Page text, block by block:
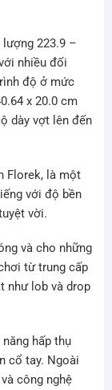
223.9 –
nhiều đối
độ ở mức
x 20.0 cm
dày vợt lên đến
Florek, là một
với độ bền
vời.
và cho những
từ trung cấp
như lob và drop
hấp thụ
cổ tay. Ngoài
công nghệ